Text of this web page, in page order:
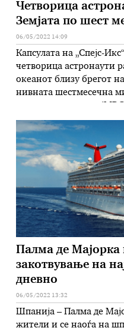
Четворица
Земјата по шест
06/05/2022 14:09
Капсулата на „Спејс-
четворица астронаути
океанот близу брегот
нивната шестмесечна
Маршбурн и Кејла
заедно со германскиот
Европската вселенска
околу 24 …
Палма де Мајорка
закотвување на
дневно
06/05/2022 13:32
Шпанија – Палма де
жители и се наоѓа на